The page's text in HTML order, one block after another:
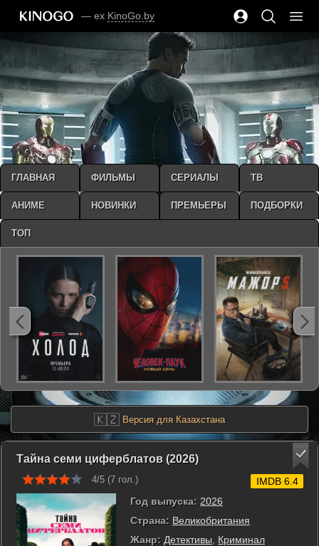
— ex KinoGo.by
🇰🇿 Версия для Казахстана
Тайна семи циферблатов (2026)
4/5 (7 гол.)
Год выпуска: 2026
Страна: Великобритания
Жанр: Детективы
Криминал
IMDB 6.4
ГЛАВНАЯ ФИЛЬМЫ СЕРИАЛЫ ТВ
АНИМЕ НОВИНКИ ПРЕМЬЕРЫ ПОДБОРКИ
ТОП